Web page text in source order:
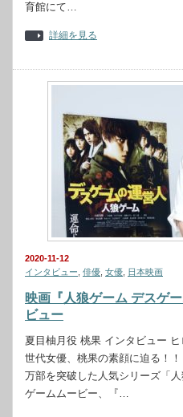
育館にて…
詳細を見る
2020-11-12
インタビュー 俳優 女優 日本映画
映画『人狼ゲーム デスゲ
ビュー
夏目柚月役 桃果 インタビュー
世代女優、桃果の素顔に迫る！
万部を突破した人気シリーズ「
ゲームムービー、『…